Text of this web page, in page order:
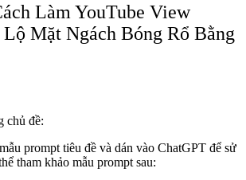
Làm YouTube View
Mặt Ngách Bóng Rổ Bằng
chủ đề:
prompt tiêu đề và dán vào ChatGPT để sử
tham khảo mẫu prompt sau: